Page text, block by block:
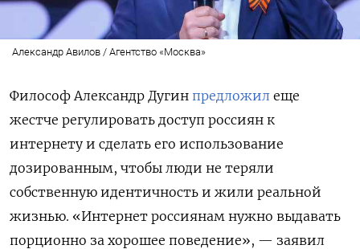
Александр Авилов / Агентство «Москва»
Философ Александр Дугин предложил еще
жестче регулировать доступ россиян к
интернету и сделать его использование
дозированным, чтобы люди не теряли
собственную идентичность и жили реальной
жизнью. «Интернет россиянам нужно выдавать
порционно за хорошее поведение», — заявил